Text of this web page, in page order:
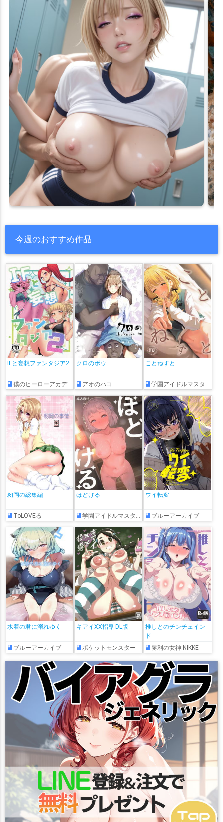
今週のおすすめ作品
IFと妄想ファンタジア2
僕のヒーローアカデミア
クロのボウ
アオのハコ
ことねすと
学園アイドルマスター
籾岡の総集編
ToLOVEる
ほどける
学園アイドルマスター
ウイ転変
ブルーアーカイブ
水着の君に溺れゆく
ブルーアーカイブ
キアイXX指導 DL版
ポケットモンスター
推しとのチンチェイン
ド
勝利の女神:NIKKE